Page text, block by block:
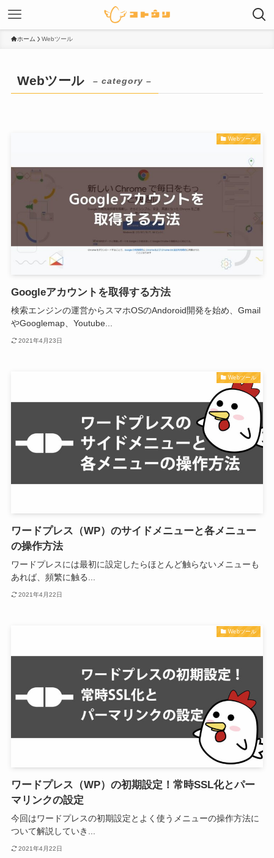
ホーム Webツール
Webツール – category –
Webツール
Googleアカウントを取得する方法
検索エンジンの運営からスマホOSのAndoroid開発を始め、Gmail
やGooglemap、Youtube...
2021年4月23日
Webツール
ワードプレス（WP）のサイドメニューと各メニュー
の操作方法
ワードプレスには最初に設定したらほとんど触らないメニューも
あれば、頻繁に触る...
2021年4月22日
Webツール
ワードプレス（WP）の初期設定！常時SSL化とパー
マリンクの設定
今回はワードプレスの初期設定とよく使うメニューの操作方法に
ついて解説していき...
2021年4月22日